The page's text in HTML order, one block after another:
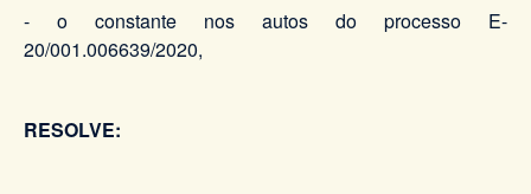
- o constante nos autos do processo E-
20/001.006639/2020,
RESOLVE: